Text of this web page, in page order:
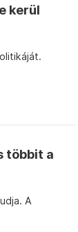
kerül
többit a
A